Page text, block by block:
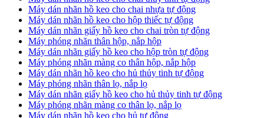
Máy dán nhãn hồ keo cho chai nhựa tự động
Máy dán nhãn hồ keo cho hộp thiếc tự động
Máy dán nhãn giấy hồ keo cho chai tròn tự động
Máy phóng nhãn thân hộp, nắp hộp
Máy dán nhãn giấy hồ keo cho hộp tròn tự động
Máy phóng nhãn màng co thân hộp, nắp hộp
Máy dán nhãn hồ keo cho hủ thủy tinh tự động
Máy phóng nhãn thân lọ, nắp lọ
Máy dán nhãn giấy hồ keo cho hủ thủy tinh tự động
Máy phóng nhãn màng co thân lọ, nắp lọ
Máy dán nhãn hồ keo cho hủ tự động